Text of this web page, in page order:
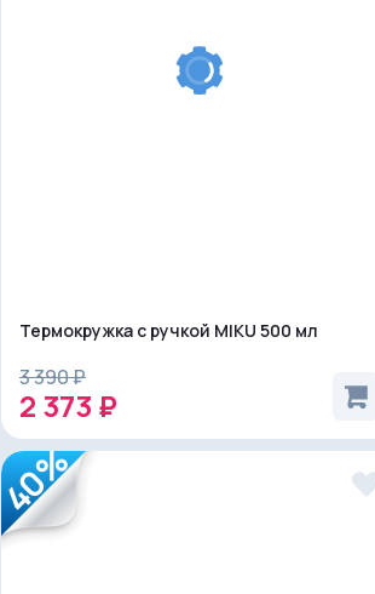
Термокружка с ручкой MIKU 500 мл
3 390 ₽
2 373 ₽
40%